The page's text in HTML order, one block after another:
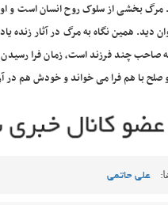
بخشی از سلوک روح انسان است و او
دید. همین نگاه به مرگ در آثار زنده
صاحب چند فرزند است، زمان فرا
و صلح با هم فرا می خواند و خودش هم
علی حاتمی